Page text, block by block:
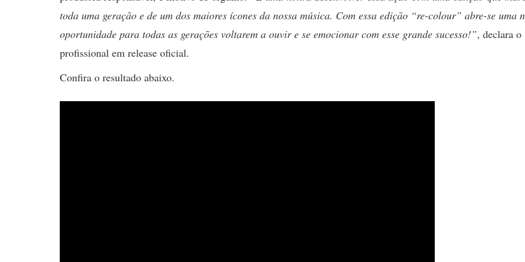
toda uma geração e de um dos maiores ícones da nossa música. Com essa edição “re-colour” abre-se uma
oportunidade para todas as gerações voltarem a ouvir e se emocionar com esse grande sucesso!”, declara o
profissional em release oficial.
Confira o resultado abaixo.